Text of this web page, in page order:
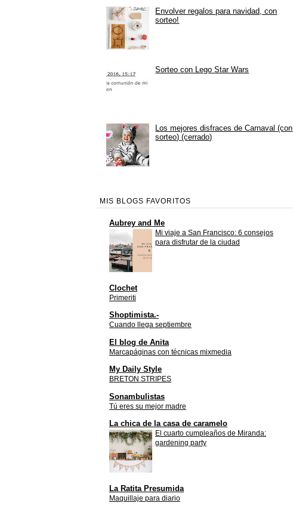
Envolver regalos para navidad, con
sorteo!
Sorteo con Lego Star Wars
Los mejores disfraces de Carnaval (con
sorteo) (cerrado)
MIS BLOGS FAVORITOS
Aubrey and Me
Mi viaje a San Francisco: 6 consejos
para disfrutar de la ciudad
Clochet
Primeriti
Shoptimista.-
Cuando llega septiembre
El blog de Anita
Marcapáginas con técnicas mixmedia
My Daily Style
BRETON STRIPES
Sonambulistas
Tú eres su mejor madre
La chica de la casa de caramelo
El cuarto cumpleaños de Miranda:
gardening party
La Ratita Presumida
Maquillaje para diario